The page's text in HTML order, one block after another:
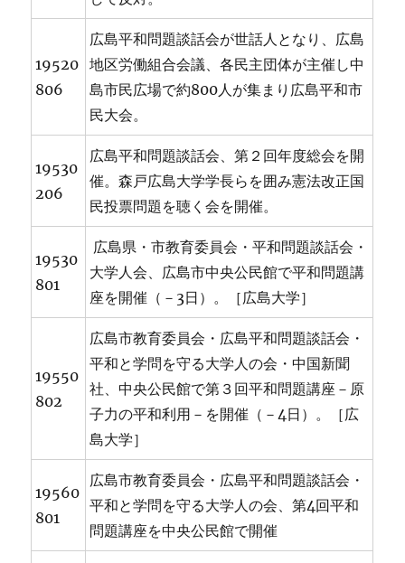
19520
806
広島平和問題談話会が世話人となり、広島
地区労働組合会議、各民主団体が主催し中
島市民広場で約800人が集まり広島平和市
民大会。
19530
206
広島平和問題談話会、第２回年度総会を開
催。森戸広島大学学長らを囲み憲法改正国
民投票問題を聴く会を開催。
19530
801
広島県・市教育委員会・平和問題談話会・
大学人会、広島市中央公民館で平和問題講
座を開催（－3日）。［広島大学］
19550
802
広島市教育委員会・広島平和問題談話会・
平和と学問を守る大学人の会・中国新聞
社、中央公民館で第３回平和問題講座－原
子力の平和利用－を開催（－4日）。［広
島大学］
19560
801
広島市教育委員会・広島平和問題談話会・
平和と学問を守る大学人の会、第4回平和
問題講座を中央公民館で開催